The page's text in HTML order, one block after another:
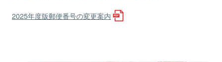
2025年度版郵便番号の変更案内